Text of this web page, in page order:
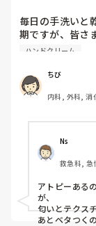
毎日の手洗いと
期ですが、皆さ
か？
痒くてポリポリ
併せてお気に入
す。
ハンドクリーム
ちび
内科, 外科, 消
Ns
救急科, 急
アトピーある
が、
匂いとテクス
あとベタつく